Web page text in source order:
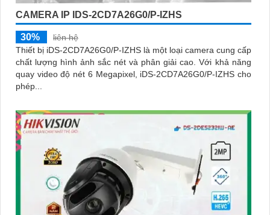
CAMERA IP IDS-2CD7A26G0/P-IZHS
30%
liên hệ
Thiết bị iDS-2CD7A26G0/P-IZHS là một loại camera cung cấp
chất lượng hình ảnh sắc nét và phân giải cao. Với khả năng
quay video độ nét 6 Megapixel, iDS-2CD7A26G0/P-IZHS cho
phép...